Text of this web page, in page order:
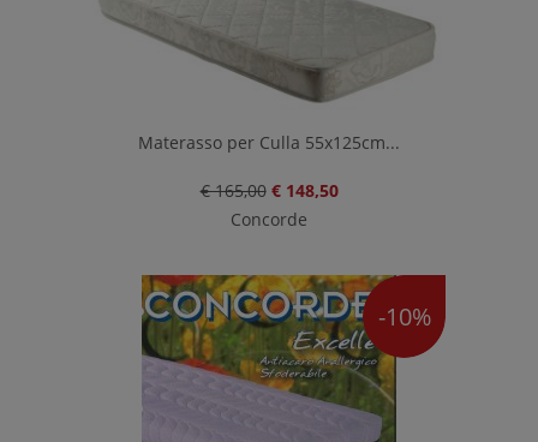
Materasso per Culla 55x125cm...
€ 165,00 € 148,50
Concorde
-10%